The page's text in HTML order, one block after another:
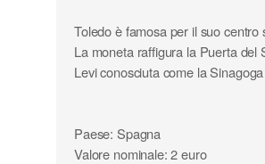
Toledo è famosa per il suo
La moneta raffigura la Puerta del
Levi conosciuta come la
Paese: Spagna
Valore nominale: 2 euro